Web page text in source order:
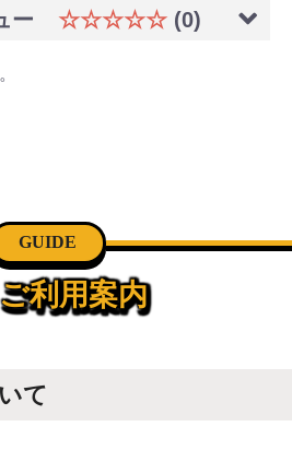
ー ☆☆☆☆☆ (0)
GUIDE
ご利用案内
て